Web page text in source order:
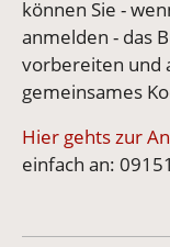
können Sie -
anmelden - das
vorbereiten und
gemeinsames
Hier gehts zur
einfach an: